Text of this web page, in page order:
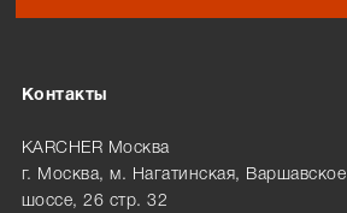
Контакты
KARCHER Москва
г. Москва, м. Нагатинская, Варшавское
шоссе, 26 стр. 32